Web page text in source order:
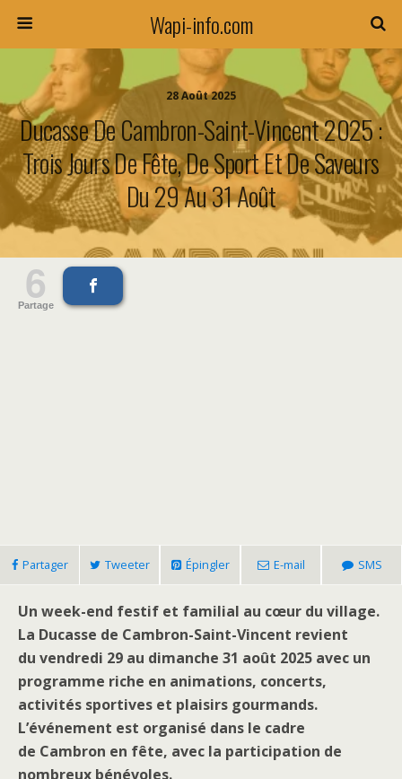
Wapi-info.com
28 Août 2025
Ducasse De Cambron-Saint-Vincent 2025 :
Trois Jours De Fête, De Sport Et De Saveurs
Du 29 Au 31 Août
6
Partage
Partager Tweeter Épingler E-mail SMS
Un week-end festif et familial au cœur du village.
La Ducasse de Cambron-Saint-Vincent revient
du vendredi 29 au dimanche 31 août 2025 avec un
programme riche en animations, concerts,
activités sportives et plaisirs gourmands.
L’événement est organisé dans le cadre
de Cambron en fête, avec la participation de
nombreux bénévoles.